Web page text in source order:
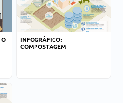
O
INFOGRÁFICO:
COMPOSTAGEM